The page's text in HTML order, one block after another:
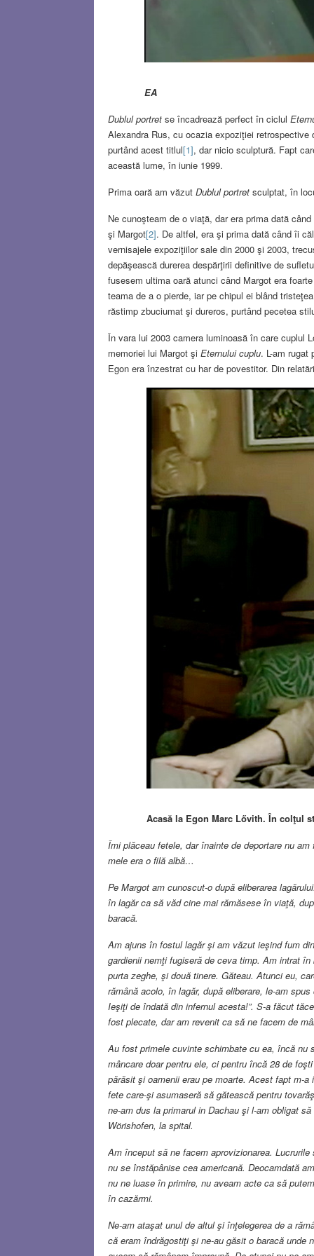
EA
Dublul portret se încadrează perfect în ciclul
Alexandra Rus, cu ocazia expoziţiei
purtând acest titlul[1], dar nicio sculptură. Fapt
această lume, în iunie 1999.
Prima oară am văzut Dublul portret sculptat, în
Ne cunoşteam de o viaţă, dar era prima dată
şi Margot[2]. De altfel, era şi prima dată când îi
vernisajele expoziţiilor sale din 2000 şi 2003,
depăşească durerea despărţirii definitive de
fusesem ultima oară atunci când Margot era
teama de a o pierde, iar pe chipul ei blând
răstimp zbuciumat şi dureros, purtând pecetea
În vara lui 2003 camera luminoasă în care cuplul
memoriei lui Margot şiEternului cuplu. L-am rugat
Egon era înzestrat cu har de povestitor. Din
Acasă la Egon Marc Lővith. În colţul
Îmi plăceau fetele, dar înainte de deportare nu
mele era o filă albă…
Pe Margot am cunoscut-o după eliberarea
în lagăr ca să văd cine mai rămăsese în viaţă,
baracă.
Am ajuns în fostul lagăr şi am văzut ieşind fum
gardienii nemţi fugiseră de ceva timp. Am intrat
purta zeghe, şi două tinere. Găteau. Atunci eu,
rămână acolo, în lagăr, după eliberare, le-am
Ieşiţi de îndată din infernul acesta!”. S-a făcut
fost plecate, dar am revenit ca să ne facem de
Au fost primele cuvinte schimbate cu ea, încă
mâncare doar pentru ele, ci pentru încă 28 de
părăsit şi oamenii erau pe moarte. Acest fapt m-
fete care-şi asumaseră să gătească pentru
ne-am dus la primarul in Dachau şi l-am obligat
Wörishofen, la spital.
Am început să ne facem aprovizionarea.
nu se înstăpânise cea americană. Deocamdată
nu ne luase în primire, nu aveam acte ca să
în cazărmi.
Ne-am ataşat unul de altul şi înţelegerea de a
că eram îndrăgostiţi şi ne-au găsit o baracă unde